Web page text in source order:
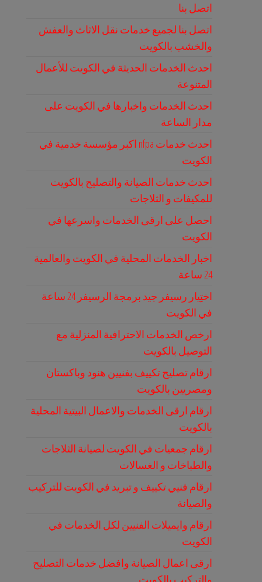
اتصل بنا
اتصل بنا لجميع خدمات نقل الاثاث والعفش
والخشب بالكويت
احدث الخدمات الحديثة في الكويت للأعمال
المتنوعة
احدث الخدمات واخبارها في الكويت على
مدار الساعة
احدث خدمات nfpa اكبر مؤسسة خدمية في
الكويت
احدث خدمات الصيانة والتصليح بالكويت
للمكيفات و الثلاجات
احصل على ارقى الخدمات واسرعها في
الكويت
اخبار الخدمات المحلية في الكويت والعالمية
24 ساعة
اختِيار رسيفر جيد برمجة الرسيفر 24 ساعة
في الكويت
ارخص الخدمات الاحترافية المنزلية مع
التوصيل بالكويت
ارقام تصليح تكييف بفنيين هنود وباكستان
ومصريين بالكويت
ارقام ارقى الخدمات والاعمال البيتية المحلية
بالكويت
ارقام جمعيات في الكويت لصيانة الثلاجات
والطباخات و الغسالات
ارقام فنيي تكييف و تبريد في الكويت للتركيب
والصيانة
ارقام وايميلات الفنيين لكل الخدمات في
الكويت
ارقى اعمال الصيانة وافضل خدمات التصليح